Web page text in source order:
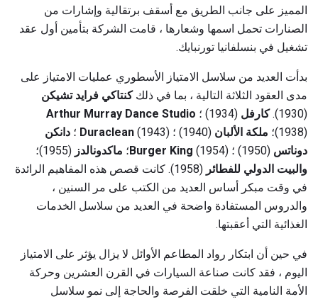
المميز على جانب الطريق مع أسقف برتقالية وإشارات من
الصنارات تحمل اسمها وشعارها ، قامت الشركة بتأمين أول عقد
تشغيل في بنسلفانيا تورنبايك.
بدأت العديد من سلاسل الامتياز الأسطوري عمليات الامتياز على
مدى العقود الثلاثة التالية ، بما في ذلككنتاكي فرايد تشيكن
(1930).
كارفل (1934) ؛
Arthur Murray Dance Studio
(1938)؛ ملكة الألبان (1940) ؛ Duraclean (1943) ؛
دانكن
دوناتس (1950) ؛ Burger King (1954)؛ ماكدونالدز (1955)؛
والبيت الدولي للفطائر
(1958). كانت قصص هذه المفاهيم الرائدة
في وقت مبكر أساس العديد من الكتب على مر السنين ،
والدروس المستفادة واضحة في العديد من سلاسل الخدمات
الغذائية التي أعقبتها.
في حين أن ابتكار رواد المطاعم الأوائل لا يزال يؤثر على الامتياز
اليوم ، فقد كانت صناعة السيارات في القرن العشرين وحركة
الأمة النامية التي خلقت الفرصة والحاجة إلى نمو سلاسل